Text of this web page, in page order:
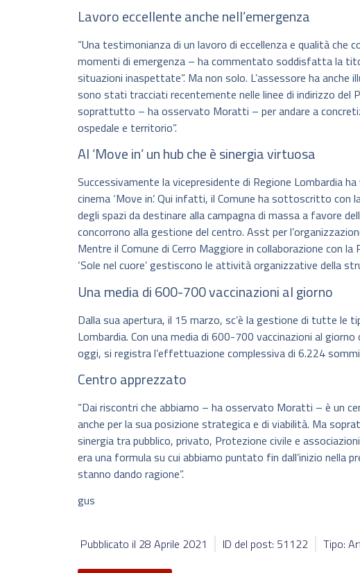
Lavoro eccellente anche nell’emergenza
“Una testimonianza di un lavoro di eccellenza e qualità
momenti di emergenza – ha commentato soddisfatta la
situazioni inaspettate”. Ma non solo. L’assessore ha
sono stati tracciati recentemente nelle linee di indirizzo del
soprattutto – ha osservato Moratti – per andare a
ospedale e territorio”.
Al ‘Move in’ un hub che è sinergia virtuosa
Successivamente la vicepresidente di Regione Lombardia
cinema ‘Move in’. Qui infatti, il Comune ha sottoscritto con
degli spazi da destinare alla campagna di massa a favore
concorrono alla gestione del centro. Asst per
Mentre il Comune di Cerro Maggiore in collaborazione con
‘Sole nel cuore’ gestiscono le attività organizzative della
Una media di 600-700 vaccinazioni al giorno
Dalla sua apertura, il 15 marzo, sc’è la gestione di tutte le
Lombardia. Con una media di 600-700 vaccinazioni al
oggi, si registra l’effettuazione complessiva di 6.224
Centro apprezzato
“Dai riscontri che abbiamo – ha osservato Moratti – è un
anche per la sua posizione strategica e di viabilità. Ma
sinergia tra pubblico, privato, Protezione civile e
era una formula su cui abbiamo puntato fin dall’inizio nella
stanno dando ragione”.
gus
Pubblicato il 28 Aprile 2021 ID del post: 51122 Tipo: